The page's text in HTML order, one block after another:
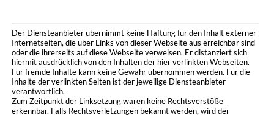
Der Diensteanbieter übernimmt keine Haftung für den Inhalt externer
Internetseiten, die über Links von dieser Webseite aus erreichbar sind
oder die ihrerseits auf diese Webseite verweisen. Er distanziert sich
hiermit ausdrücklich von den Inhalten der hier verlinkten Webseiten.
Für fremde Inhalte kann keine Gewähr übernommen werden. Für die
Inhalte der verlinkten Seiten ist der jeweilige Diensteanbieter
verantwortlich.
Zum Zeitpunkt der Linksetzung waren keine Rechtsverstöße
erkennbar. Falls Rechtsverletzungen bekannt werden, wird der